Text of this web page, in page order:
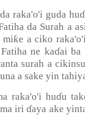
raka'o'i guda huɗ
da Surah a
miƙe a ciko
ne kaɗai ba
surah a
a sake yin
raka'o'i huɗu
iriɗaya ake